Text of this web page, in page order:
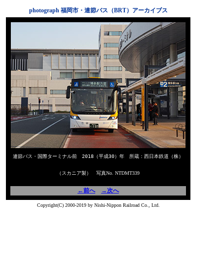
photograph 福岡市・連節バス（BRT）アーカイブス
連節バス・国際ターミナル前 2018（平成30）年 所蔵：西日本鉄道（株）
（スカニア製） 写真No. NTDMT339
←前へ →次へ
Copyright(C) 2000-2019 by Nishi-Nippon Railroad Co., Ltd.